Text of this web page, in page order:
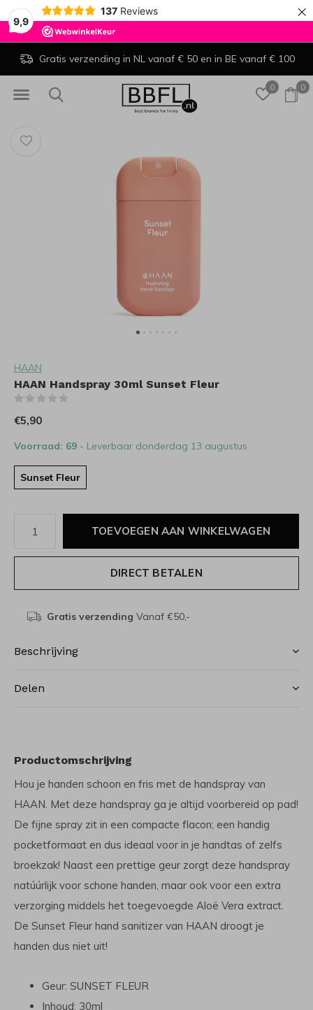
9,9
137 Reviews ×
0 0
Gratis verzending in NL vanaf € 50 en in BE vanaf € 100
HAAN
HAAN Handspray 30ml Sunset Fleur
€5,90
Voorraad: 69 - Leverbaar donderdag 13 augustus
Sunset Fleur
TOEVOEGEN AAN WINKELWAGEN
DIRECT BETALEN
Gratis verzending Vanaf €50,-
Beschrijving
Delen
Productomschrijving
Hou je handen schoon en fris met de handspray van
HAAN. Met deze handspray ga je altijd voorbereid op pad!
De fijne spray zit in een compacte flacon; een handig
pocketformaat en dus ideaal voor in je handtas of zelfs
broekzak! Naast een prettige geur zorgt deze handspray
natúúrlijk voor schone handen, maar ook voor een extra
verzorging middels het toegevoegde Aloë Vera extract.
De Sunset Fleur hand sanitizer van HAAN droogt je
handen dus niet uit!
‎Geur: SUNSET FLEUR
Inhoud: 30ml